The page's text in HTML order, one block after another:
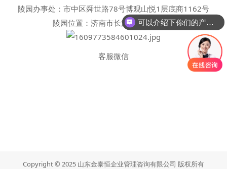
陵园办事处：市中区舜世路78号博观山悦1层底商1162号
陵园位置：济南市长清区万德镇境内
客服微信
Copyright © 2025 山东金泰恒企业管理咨询有限公司 版权所有
可以介绍下你们的产品么